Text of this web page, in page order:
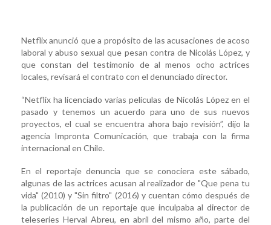
Netflix anunció que a propósito de las acusaciones de acoso
laboral y abuso sexual que pesan contra de Nicolás López, y
que constan del testimonio de al menos ocho actrices
locales, revisará el contrato con el denunciado director.
“Netflix ha licenciado varias películas de Nicolás López en el
pasado y tenemos un acuerdo para uno de sus nuevos
proyectos, el cual se encuentra ahora bajo revisión”, dijo la
agencia Impronta Comunicación, que trabaja con la firma
internacional en Chile.
En el reportaje denuncia que se conociera este sábado,
algunas de las actrices acusan al realizador de "Que pena tu
vida" (2010) y "Sin filtro" (2016) y cuentan cómo después de
la publicación de un reportaje que inculpaba al director de
teleseries Herval Abreu, en abril del mismo año, parte del